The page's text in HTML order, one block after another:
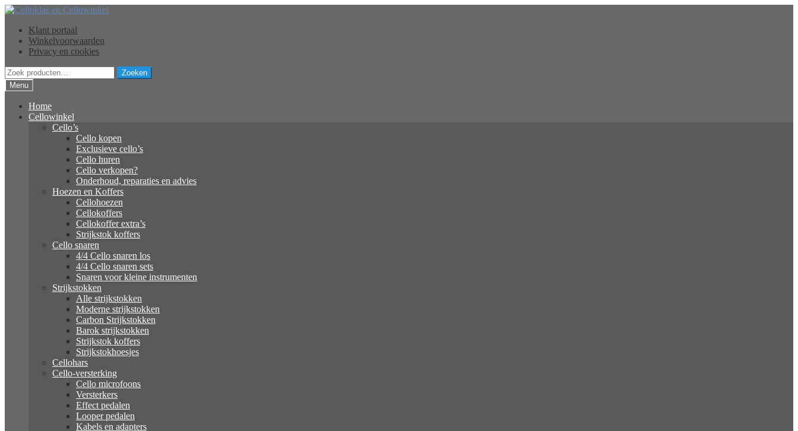
Ga
naar
navigatie
Ga
inhoud
Klant portaal
Winkelvoorwaarden
Privacy en cookies
Zoeken
naar:
Zoeken
Menu
Home
Cellowinkel
Cello’s
Cello kopen
Exclusieve cello’s
Cello huren
Cello verkopen?
Onderhoud, reparaties en advies
Hoezen en Koffers
Cellohoezen
Cellokoffers
Cellokoffer extra’s
Strijkstok koffers
Cello snaren
4/4 Cello snaren los
4/4 Cello snaren sets
Snaren voor kleine instrumenten
Strijkstokken
Alle strijkstokken
Moderne strijkstokken
Carbon Strijkstokken
Barok strijkstokken
Strijkstok koffers
Strijkstokhoesjes
Cellohars
Cello-versterking
Cello microfoons
Versterkers
Effect pedalen
Looper pedalen
Kabels en adapters